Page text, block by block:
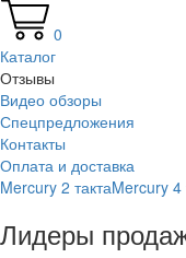
0
Каталог
Отзывы
Видео обзоры
Спецпредложения
Контакты
Оплата и доставка
Mercury 2 тактаMercury 4
Лидеры